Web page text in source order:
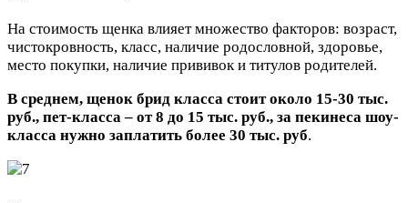
На стоимость щенка влияет множество факторов: возраст,
чистокровность, класс, наличие родословной, здоровье,
место покупки, наличие прививок и титулов родителей.
В среднем, щенок брид класса стоит около 15-30 тыс.
руб., пет-класса – от 8 до 15 тыс. руб., за пекинеса шоу-
класса нужно заплатить более 30 тыс. руб.